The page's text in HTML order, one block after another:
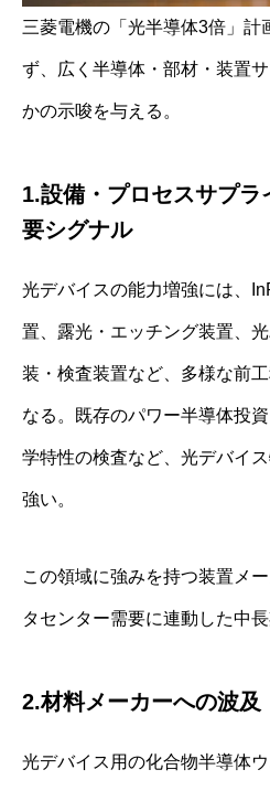
三菱電機の「光半導体3倍」計
ず、広く半導体・部材・装置
かの示唆を与える。
1.設備・プロセスサプ
要シグナル
光デバイスの能力増強には、
置、露光・エッチング装置、
装・検査装置など、多様な前
なる。既存のパワー半導体投
学特性の検査など、光デバイ
強い。
この領域に強みを持つ装置メ
タセンター需要に連動した中
2.材料メーカーへの波及
光デバイス用の化合物半導体